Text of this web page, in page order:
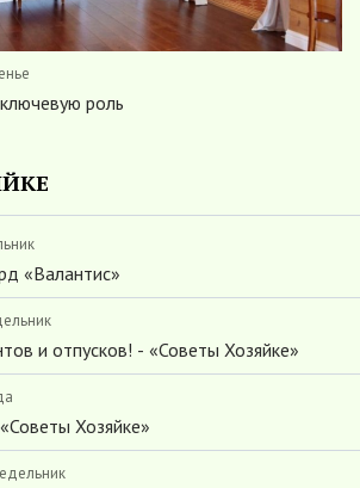
роль
«Валантис»
и отпусков! - «Советы Хозяйке»
Хозяйке»